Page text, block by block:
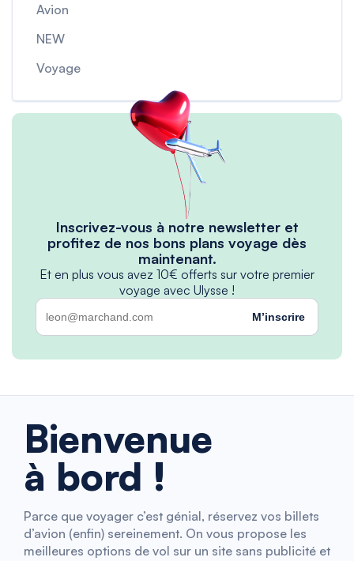
Avion
NEW
Voyage
Inscrivez-vous à notre newsletter et
profitez de nos bons plans voyage dès
maintenant.
Et en plus vous avez 10€ offerts sur votre premier
voyage avec Ulysse !
M’inscrire
Bienvenue
à bord !
Parce que voyager c’est génial, réservez vos billets
d’avion (enfin) sereinement. On vous propose les
meilleures options de vol sur un site sans publicité et